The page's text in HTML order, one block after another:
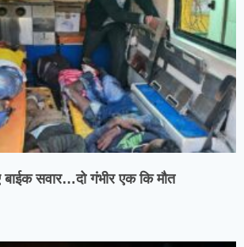
सवार…दो गंभीर एक कि मौत